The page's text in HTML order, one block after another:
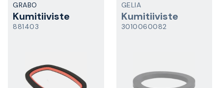
GRABO
Kumitiiviste
881403
GELIA
Kumitiiviste
3010060082